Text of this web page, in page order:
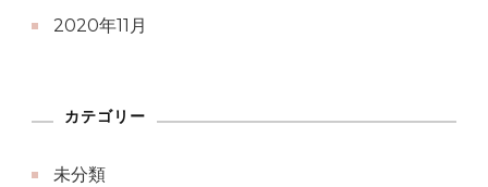
2020年11月
カテゴリー
未分類